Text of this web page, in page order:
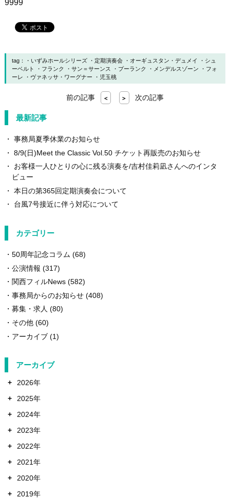
9999
tag： いずみホールシリーズ 定期演奏会 オーギュスタン・デュメイ
シュ
ーベルト
フランク サン＝サーンス プーランク メンデルスゾーン
フォ
ーレ
ヴァネッサ・ワーグナー 児玉桃
前の記事 < > 次の記事
最新記事
事務局夏季休業のお知らせ
8/9(日)Meet the Classic Vol.50 チケット再販売のお知らせ
お客様一人ひとりの心に残る演奏を/吉村佳莉凪さんへのインタ
ビュー
本日の第365回定期演奏会について
台風7号接近に伴う対応について
カテゴリー
50周年記念コラム (68)
公演情報 (317)
関西フィルNews(582)
事務局からのお知らせ(408)
募集・求人 (80)
その他(60)
アーカイブ(1)
アーカイブ
+
2026年
+
2025年
+
2024年
+
2023年
+
2022年
+
2021年
+
2020年
+
2019年